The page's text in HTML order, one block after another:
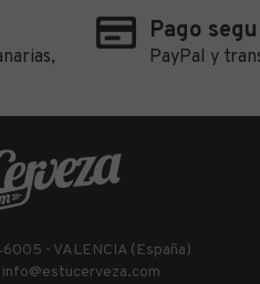
Pago
PayPal y
- VALENCIA (España)
info@estucerveza.com